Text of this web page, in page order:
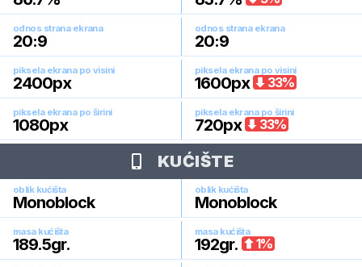
odnos strana ekrana
20:9
odnos strana ekrana
20:9
piksela ekrana po visini
2400px
piksela ekrana po visini
1600px 33%
piksela ekrana po širini
1080px
piksela ekrana po širini
720px 33%
KUĆIŠTE
oblik kućišta
Monoblock
oblik kućišta
Monoblock
masa kućišta
189.5gr.
masa kućišta
192gr. 1%